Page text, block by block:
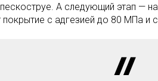
А следующий этап —
с адгезией до 80 МПа и